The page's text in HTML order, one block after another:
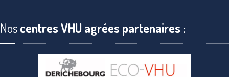
Noscentres VHU agrées partenaires :